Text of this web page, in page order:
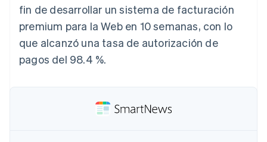
Más
Product roadmap
Ver lo que viene
Radar
Prevención de fraude
Constitución de una startup
Hostelería, viajes y ocio
Medios de
comunicación y
entretenimiento
fines de lucro
profesionales
Recursos
aplicaciones
Ejemplos de código
Blog de
Estado de la API
Contacta con ventas
Conviértete en socio
fin de desarrollar un sistema de facturación
premium para la Web en 10 semanas, con lo
que alcanzó una tasa de autorización de
pagos del 98.4 %.